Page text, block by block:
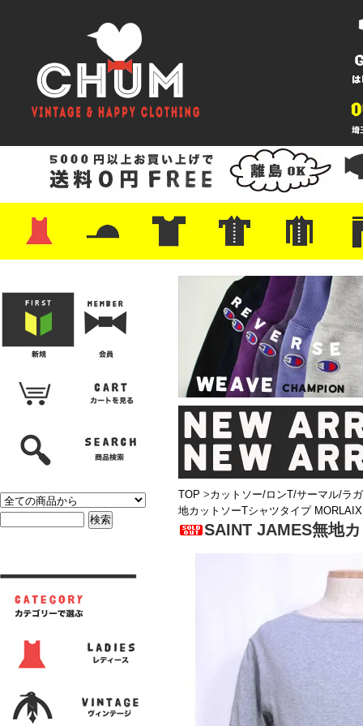
・レザーシューズ/スニーカー
・プリントTシャツ
・バンド/ツアー
・キャラクター
・Nike/adidas/スポーツ
・チャンピオン
・サーフ/スケート
・ボーダー/総柄/無地
・フットボール/リンガー
・タンクトップ/NBA・ポロシャツ
・半袖シャツ
・アロハ/サーフ/ボーリング
・ラルフ/ブランド
・無地/チェック/ストラ
・ワーク/ミリタリー/ウ
・ネル/ウール ・ショ
・アウ
・ジー
・
・ミリ
・コー
・コッ
・オー
・ジャ
ン
TOP >カットソー/ロンT/サーマル/ラ
地カットソーTシャツタイプ
SAINT JAMES無地